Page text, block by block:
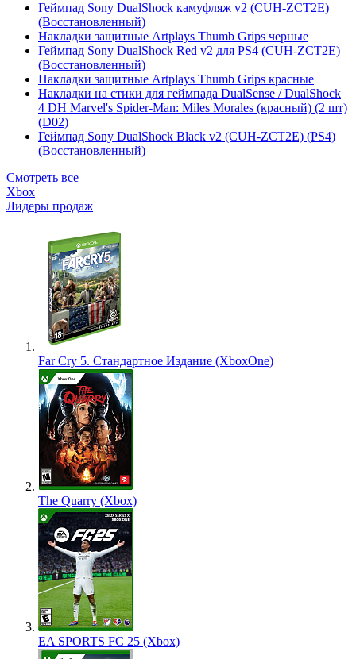
Геймпад Sony DualShock камуфляж v2 (CUH-ZCT2E)
(Восстановленный)
Накладки защитные Artplays Thumb Grips черные
Геймпад Sony DualShock Red v2 для PS4 (CUH-ZCT2E)
(Восстановленный)
Накладки защитные Artplays Thumb Grips красные
Накладки на стики для геймпада DualSense / DualShock
4 DH Marvel's Spider-Man: Miles Morales (красный) (2 шт)
(D02)
Геймпад Sony DualShock Black v2 (CUH-ZCT2E) (PS4)
(Восстановленный)
Смотреть все
Xbox
Лидеры продаж
Far Cry 5. Стандартное Издание (XboxOne)
The Quarry (Xbox)
EA SPORTS FC 25 (Xbox)